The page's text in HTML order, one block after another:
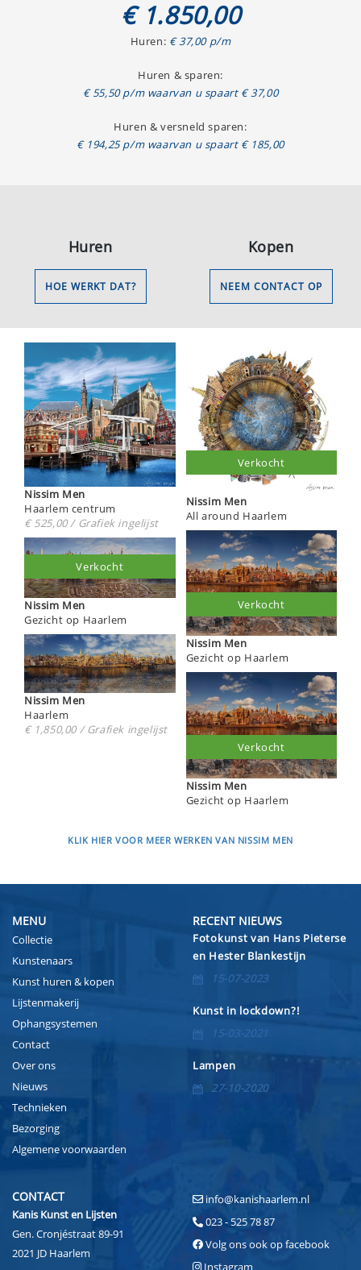
€ 1.850,00
Huren: € 37,00 p/m
Huren & sparen:
€ 55,50 p/m waarvan u spaart € 37,00
Huren & versneld sparen:
€ 194,25 p/m waarvan u spaart € 185,00
Huren
HOE WERKT DAT?
Kopen
NEEM CONTACT OP
Nissim Men
Haarlem centrum
€ 525,00 / Grafiek ingelijst
Nissim Men
Gezicht op Haarlem
Verkocht
Nissim Men
Haarlem
€ 1,850,00 / Grafiek ingelijst
Nissim Men
All around Haarlem
Verkocht
Nissim Men
Gezicht op Haarlem
Verkocht
Nissim Men
Gezicht op Haarlem
Verkocht
KLIK HIER VOOR MEER WERKEN VAN NISSIM MEN
MENU
Collectie
Kunstenaars
Kunst huren & kopen
Lijstenmakerij
Ophangsystemen
Contact
Over ons
Nieuws
Technieken
Bezorging
Algemene voorwaarden
RECENT NIEUWS
Fotokunst van Hans Pieterse
en Hester Blankestijn
15-07-2023
Kunst in lockdown?!
15-03-2021
Lampen
27-10-2020
CONTACT
Kanis Kunst en Lijsten
Gen. Cronjéstraat 89-91
2021 JD Haarlem
info@kanishaarlem.nl
023 - 525 78 87
Volg ons ook op facebook
Instagram